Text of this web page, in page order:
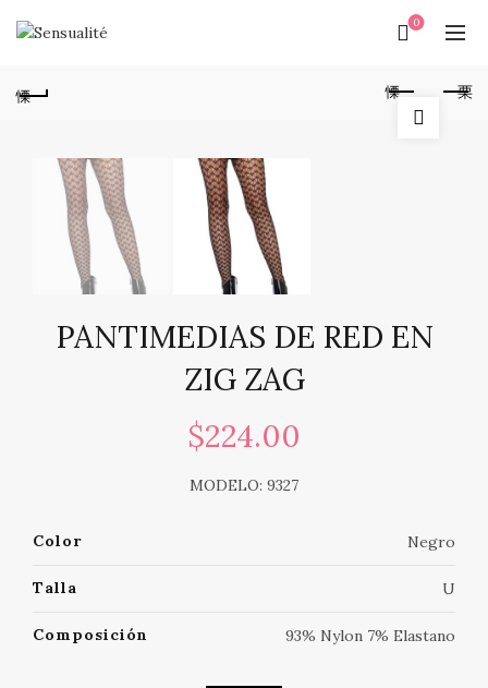
0
PANTIMEDIAS DE RED EN
ZIG ZAG
$224.00
MODELO: 9327
Color Negro
Talla U
Composición 93% Nylon 7% Elastano